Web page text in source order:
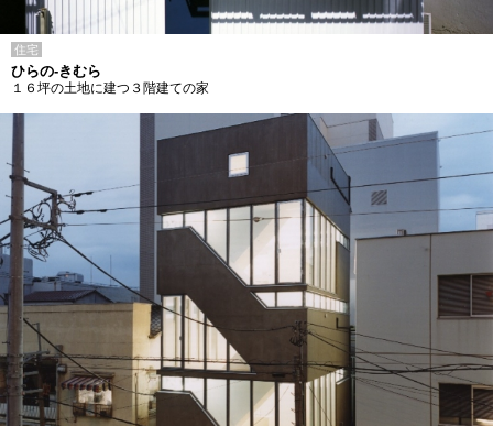
住宅
ひらの-きむら
１６坪の土地に建つ３階建ての家